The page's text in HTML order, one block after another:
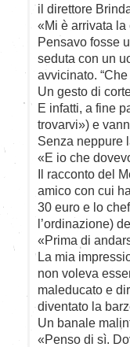
il direttore
«Mi è arrivata la
Pensavo fosse
seduta con un
avvicinato.
Un gesto di
E infatti, a fine
trovarvi») e
Senza neppure
«E io che
Il racconto del
amico con cui
30 euro e lo
l’ordinazione)
«Prima di
La mia
non voleva
maleducato e
diventato la
Un banale
«Penso di sì.